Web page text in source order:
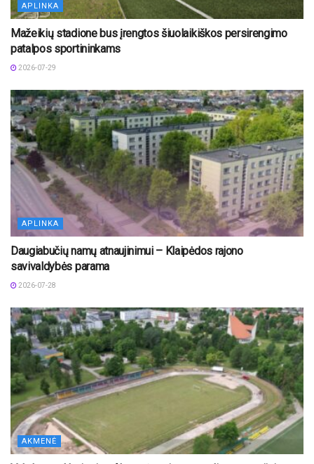
APLINKA
Mažeikių stadione bus įrengtos šiuolaikiškos persirengimo
patalpos sportininkams
2026-07-29
APLINKA
Daugiabučių namų atnaujinimui – Klaipėdos rajono
savivaldybės parama
2026-07-28
AKMENĖ